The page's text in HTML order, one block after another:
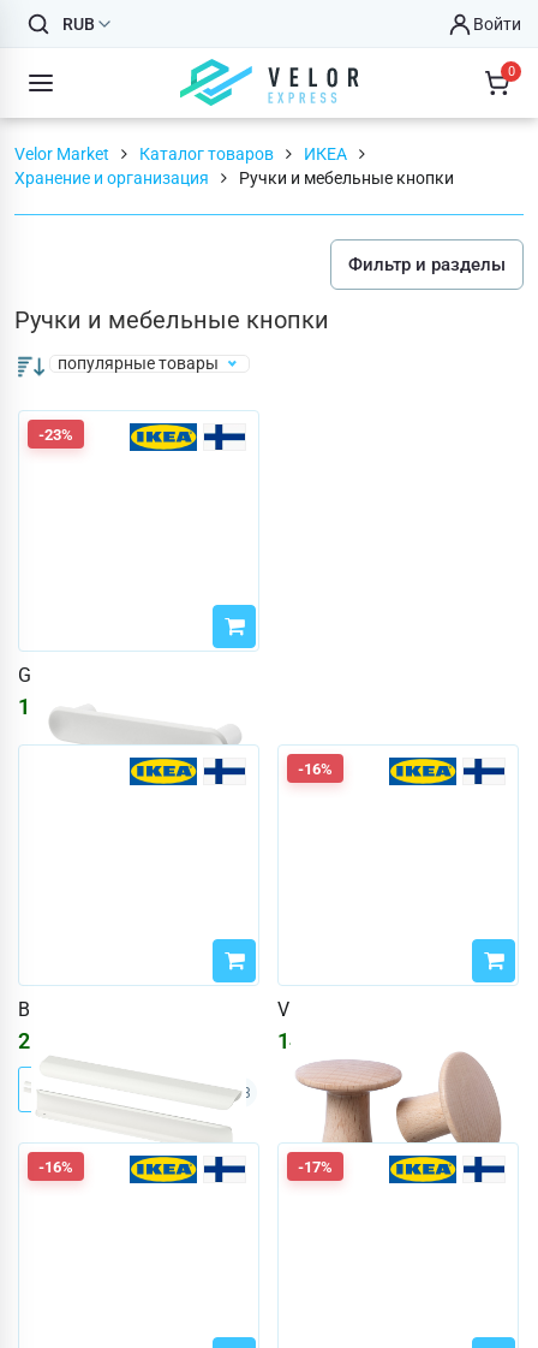
RUB Войти
0
Velor Market Каталог товаров
ИКЕА
Хранение и организация
Ручки и мебельные кнопки
Фильтр и разделы
Ручки и мебельные кнопки
популярные товары
-23%
GUBBARP
154₽200
BILLSBRO
2182
+3
-16%
VINNÄSET
1402
-16% -17%